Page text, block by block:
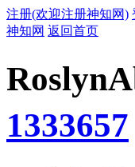
注册(欢迎注册神知网)
神知网 返回首页
1333657